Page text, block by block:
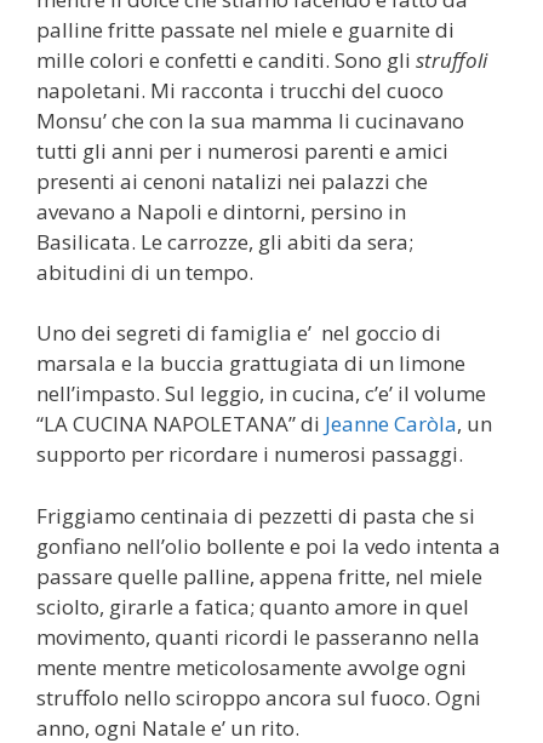
palline fritte passate nel miele e guarnite di
mille colori e confetti e canditi. Sono gli struffoli
napoletani. Mi racconta i trucchi del cuoco
Monsu’ che con la sua mamma li cucinavano
tutti gli anni per i numerosi parenti e amici
presenti ai cenoni natalizi nei palazzi che
avevano a Napoli e dintorni, persino in
Basilicata. Le carrozze, gli abiti da sera;
abitudini di un tempo.
Uno dei segreti di famiglia e’ nel goccio di
marsala e la buccia grattugiata di un limone
nell’impasto. Sul leggio, in cucina, c’e’ il volume
“LA CUCINA NAPOLETANA” di Jeanne Caròla, un
supporto per ricordare i numerosi passaggi.
Friggiamo centinaia di pezzetti di pasta che si
gonfiano nell’olio bollente e poi la vedo intenta a
passare quelle palline, appena fritte, nel miele
sciolto, girarle a fatica; quanto amore in quel
movimento, quanti ricordi le passeranno nella
mente mentre meticolosamente avvolge ogni
struffolo nello sciroppo ancora sul fuoco. Ogni
anno, ogni Natale e’ un rito.